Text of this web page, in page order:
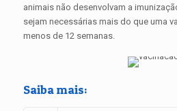
animais não desenvolvam a
sejam necessárias mais do que uma
menos de 12 semanas.
Saiba mais: